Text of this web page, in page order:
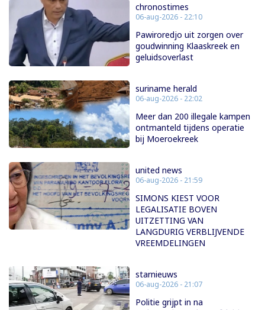
chronostimes
06-aug-2026 - 22:10
Pawiroredjo uit zorgen over
goudwinning Klaaskreek en
geluidsoverlast
suriname herald
06-aug-2026 - 22:02
Meer dan 200 illegale kampen
ontmanteld tijdens operatie
bij Moeroekreek
united news
06-aug-2026 - 21:59
SIMONS KIEST VOOR
LEGALISATIE BOVEN
UITZETTING VAN
LANGDURIG VERBLIJVENDE
VREEMDELINGEN
starnieuws
06-aug-2026 - 21:07
Politie grijpt in na